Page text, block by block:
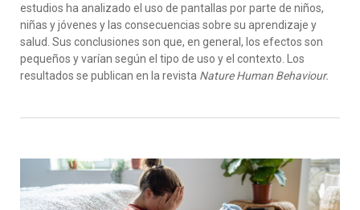
estudios ha analizado el uso de pantallas por parte de niños,
niñas y jóvenes y las consecuencias sobre su aprendizaje y
salud. Sus conclusiones son que, en general, los efectos son
pequeños y varían según el tipo de uso y el contexto. Los
resultados se publican en la revista Nature Human Behaviour.